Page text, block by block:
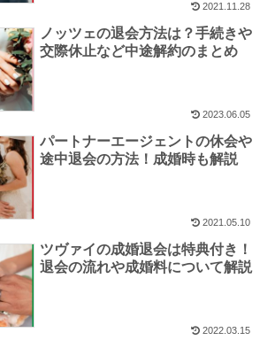
2021.11.28
ノッツェの退会方法は？手続きや
交際休止など中途解約のまとめ
2023.06.05
パートナーエージェントの休会や
途中退会の方法！成婚時も解説
2021.05.10
ツヴァイの成婚退会は特典付き！
退会の流れや成婚料について解説
2022.03.15